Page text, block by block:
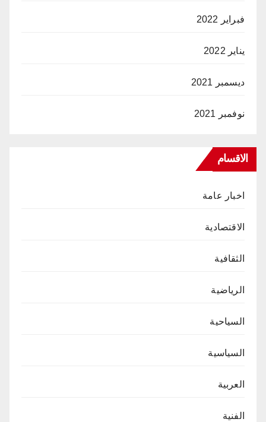
فبراير 2022
يناير 2022
ديسمبر 2021
نوفمبر 2021
الاقسام
اخبار عامة
الاقتصادية
الثقافية
الرياضية
السياحية
السياسية
العربية
الفنية